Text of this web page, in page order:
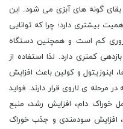
گونه های آبزی می شود. این
بیشتری دارد؛ چرا که توانایی
کم است و همچنین دستگاه
کمتری دارد. لذا استفاده از
اینوزیتول و کولین باعث افزایش
ی لاروی قرار دارند. فواید
خوراک دام، افزایش رشد، منبع
افزایش سودمندی و جذب خوراک